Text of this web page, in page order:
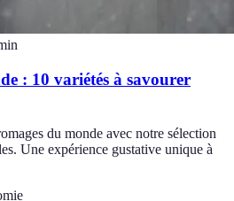
: 10 variétés à savourer
du monde avec notre sélection
Une expérience gustative unique à